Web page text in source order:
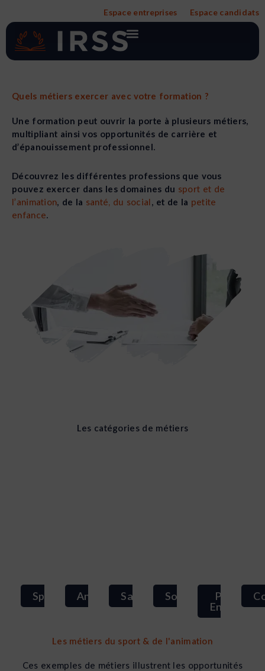
contenu
Espace entreprises Espace candidats
Quels métiers exercer avec votre formation ?
Une formation peut ouvrir la porte à plusieurs métiers,
multipliant ainsi vos opportunités de carrière et
d’épanouissement professionnel.
Découvrez les différentes professions que vous
pouvez exercer dans les domaines du sport et de
l’animation , de la santé, du social , et de la petite
enfance
Les catégories de métiers
Sport AnimationSanté Social
Petite
Enfance
Les métiers du sport & de l'animation
Ces exemples de métiers illustrent les opportunités